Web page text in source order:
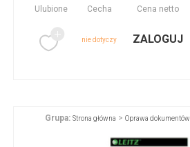
Ulubione Cecha Cena netto
nie dotyczy ZALOGUJ
Grupa: Strona główna > Oprawa dokumentów